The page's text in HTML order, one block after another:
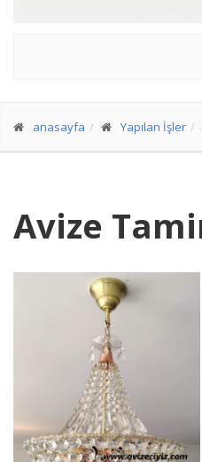
anasayfa Yapılan İşler
Avize